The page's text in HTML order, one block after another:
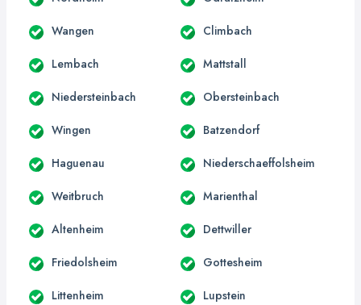
Wangen Climbach
Lembach Mattstall
Niedersteinbach Obersteinbach
Wingen Batzendorf
Haguenau Niederschaeffolsheim
Weitbruch Marienthal
Altenheim Dettwiller
Friedolsheim Gottesheim
Littenheim Lupstein